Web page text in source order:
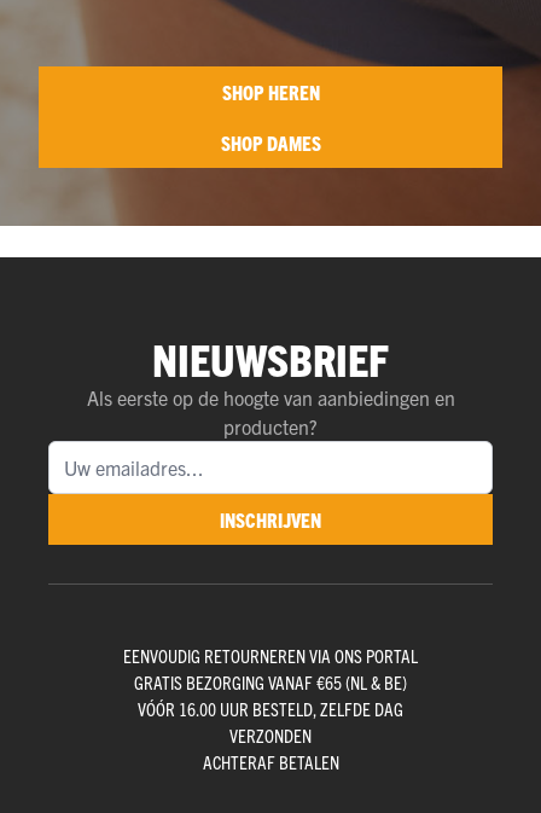
SHOP HEREN
SHOP DAMES
NIEUWSBRIEF
Als eerste op de hoogte van aanbiedingen en
producten?
INSCHRIJVEN
EENVOUDIG RETOURNEREN VIA ONS PORTAL
GRATIS BEZORGING VANAF €65 (NL & BE)
VÓÓR 16.00 UUR BESTELD, ZELFDE DAG
VERZONDEN
ACHTERAF BETALEN